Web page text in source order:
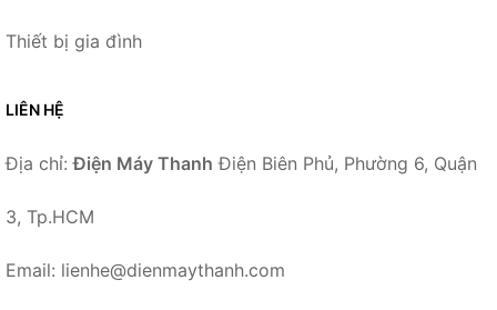
Thiết bị gia đình
LIÊN HỆ
Địa chỉ:Điện Máy Thanh Điện Biên Phủ, Phường 6, Quận
3, Tp.HCM
Email: lienhe@dienmaythanh.com